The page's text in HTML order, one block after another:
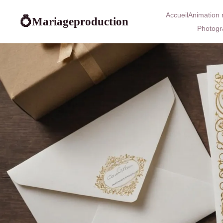
💍Mariageproduction AccueilAnimation